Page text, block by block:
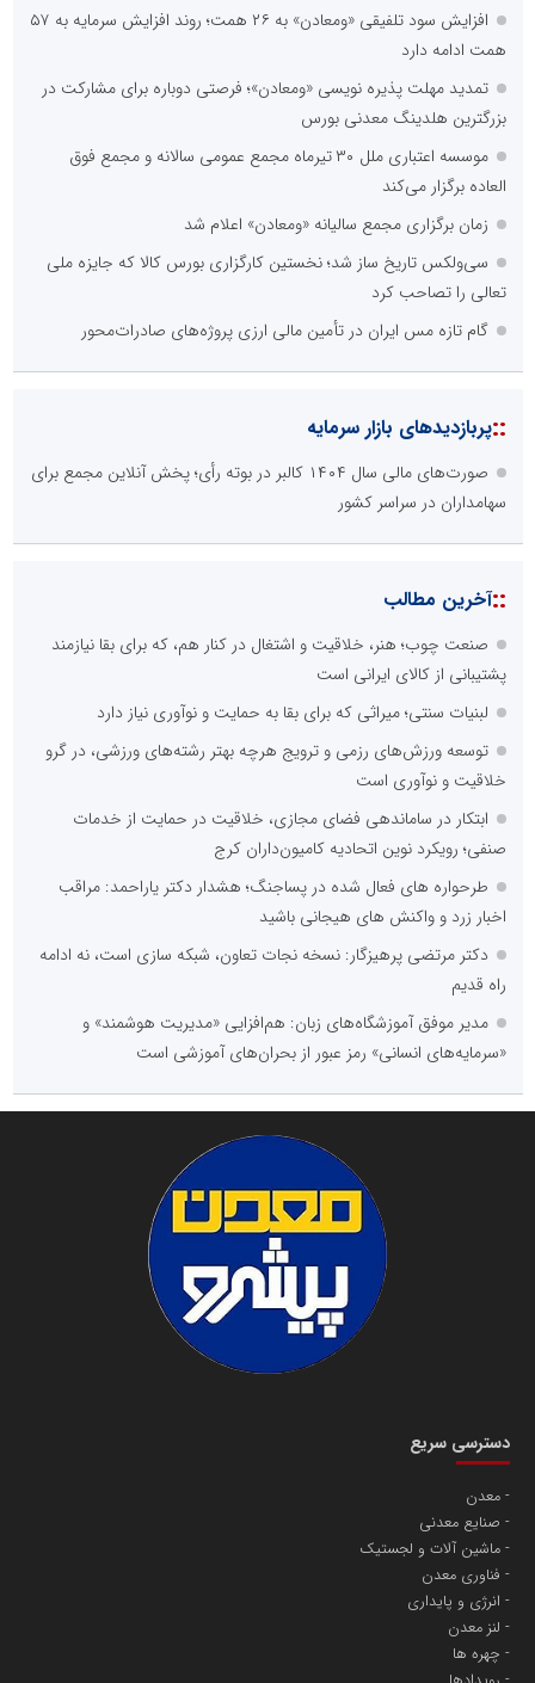
افزایش سود تلفیقی «ومعادن» به ۲۶ همت؛ روند افزایش سرمایه به ۵۷
همت ادامه دارد
تمدید مهلت پذیره نویسی «ومعادن»؛ فرصتی دوباره برای مشارکت در
بزرگترین هلدینگ معدنی بورس
موسسه اعتباری ملل ۳۰ تیرماه مجمع عمومی سالانه و مجمع فوق
العاده برگزار می‌کند
زمان برگزاری مجمع سالیانه «ومعادن» اعلام شد
سی‌ولکس تاریخ ساز شد؛ نخستین کارگزاری بورس کالا که جایزه ملی
تعالی را تصاحب کرد
گام تازه مس ایران در تأمین مالی ارزی پروژه‌های صادرات‌محور
::پربازدیدهای بازار سرمایه
صورت‌های مالی سال ۱۴۰۴ کالبر در بوته رأی؛ پخش آنلاین مجمع برای
سهامداران در سراسر کشور
::آخرین مطالب
صنعت چوب؛ هنر، خلاقیت و اشتغال در کنار هم، که برای بقا نیازمند
پشتیبانی از کالای ایرانی است
لبنیات سنتی؛ میراثی که برای بقا به حمایت و نوآوری نیاز دارد
توسعه ورزش‌های رزمی و ترویج هرچه بهتر رشته‌های ورزشی، در گرو
خلاقیت و نوآوری است
ابتکار در ساماندهی فضای مجازی، خلاقیت در حمایت از خدمات
صنفی؛ رویکرد نوین اتحادیه کامیون‌داران کرج
طرحواره های فعال شده در پساجنگ؛ هشدار دکتر یاراحمد: مراقب
اخبار زرد و واکنش های هیجانی باشید
دکتر مرتضی پرهیزگار: نسخه نجات تعاون، شبکه سازی است، نه ادامه
راه قدیم
مدیر موفق آموزشگاه‌های زبان: هم‌افزایی «مدیریت هوشمند» و
«سرمایه‌های انسانی» رمز عبور از بحران‌های آموزشی است
دسترسی سریع
معدن
صنایع معدنی
ماشین آلات و لجستیک
فناوری معدن
انرژی و پایداری
لنز معدن
چهره ها